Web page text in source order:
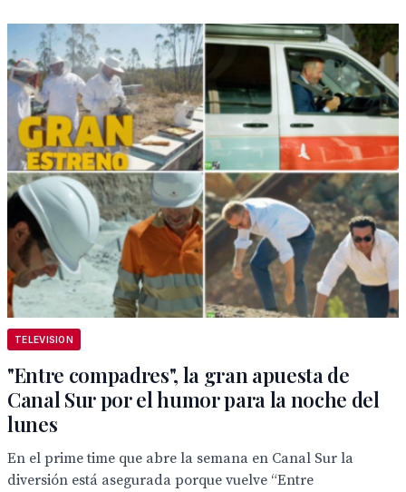
TELEVISION
"Entre compadres", la gran apuesta de
Canal Sur por el humor para la noche del
lunes
En el prime time que abre la semana en Canal Sur la
diversión está asegurada porque vuelve “Entre